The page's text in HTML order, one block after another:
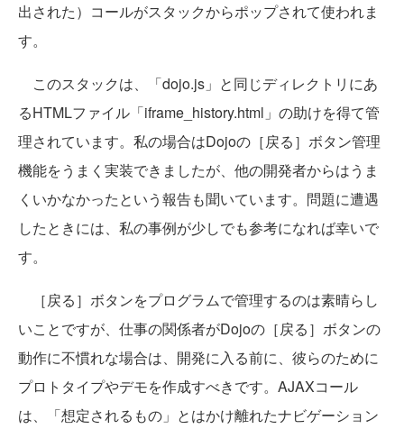
出された）コールがスタックからポップされて使われま
す。
このスタックは、「dojo.js」と同じディレクトリにあ
るHTMLファイル「iframe_history.html」の助けを得て管
理されています。私の場合はDojoの［戻る］ボタン管理
機能をうまく実装できましたが、他の開発者からはうま
くいかなかったという報告も聞いています。問題に遭遇
したときには、私の事例が少しでも参考になれば幸いで
す。
［戻る］ボタンをプログラムで管理するのは素晴らし
いことですが、仕事の関係者がDojoの［戻る］ボタンの
動作に不慣れな場合は、開発に入る前に、彼らのために
プロトタイプやデモを作成すべきです。AJAXコール
は、「想定されるもの」とはかけ離れたナビゲーション